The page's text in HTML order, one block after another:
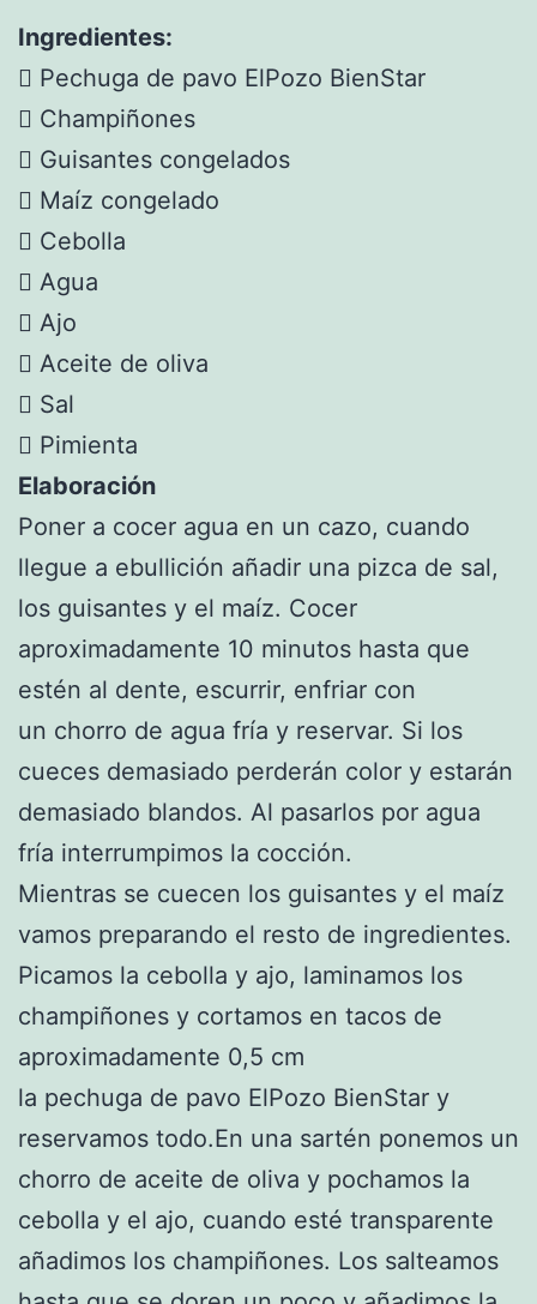
Ingredientes:
 Pechuga de pavo ElPozo BienStar
 Champiñones
 Guisantes congelados
 Maíz congelado
 Cebolla
 Agua
 Ajo
 Aceite de oliva
 Sal
 Pimienta
Elaboración
Poner a cocer agua en un cazo, cuando
llegue a ebullición añadir una pizca de sal,
los guisantes y el maíz. Cocer
aproximadamente 10 minutos hasta que
estén al dente, escurrir, enfriar con
un chorro de agua fría y reservar. Si los
cueces demasiado perderán color y estarán
demasiado blandos. Al pasarlos por agua
fría interrumpimos la cocción.
Mientras se cuecen los guisantes y el maíz
vamos preparando el resto de ingredientes.
Picamos la cebolla y ajo, laminamos los
champiñones y cortamos en tacos de
aproximadamente 0,5 cm
la pechuga de pavo ElPozo BienStar y
reservamos todo.En una sartén ponemos un
chorro de aceite de oliva y pochamos la
cebolla y el ajo, cuando esté transparente
añadimos los champiñones. Los salteamos